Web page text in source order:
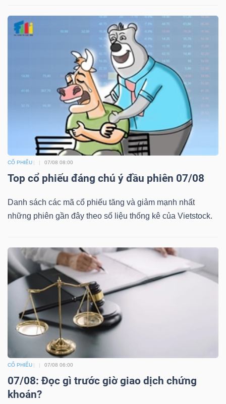
CỔ PHIẾU 07/08 08:00
Top cổ phiếu đáng chú ý đầu phiên 07/08
Danh sách các mã cổ phiếu tăng và giảm mạnh nhất
những phiên gần đây theo số liệu thống kê của Vietstock.
CỔ PHIẾU 07/08 06:00
07/08: Đọc gì trước giờ giao dịch chứng
khoán?